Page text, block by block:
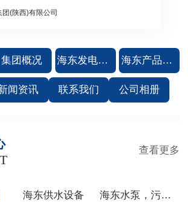
集团概况 海东发电机组 海东产品中心
闻资讯 联系我们 公司相册
查看更多
海东供水设备 海东水泵，污水处理